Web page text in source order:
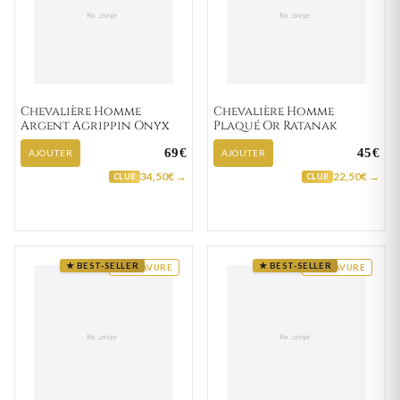
Chevalière Homme
Argent Agrippin Onyx
AJOUTER 69€
CLUB 34,50€ →
Chevalière Homme
Plaqué Or Ratanak
AJOUTER 45€
CLUB 22,50€ →
GRAVURE
★ BEST-SELLER GRAVURE
★ BEST-SELLER